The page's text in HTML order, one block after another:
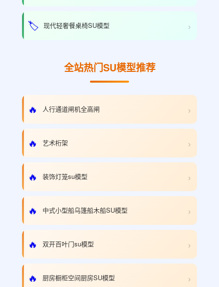
🏷️ 现代轻奢餐桌椅SU模型 ›
全站热门SU模型推荐
🔥 人行通道闸机全高闸 ›
🔥 艺术桁架 ›
🔥 装饰灯笼su模型 ›
🔥 中式小型船乌篷船木船SU模型 ›
🔥 双开百叶门su模型 ›
🔥 厨房橱柜空间厨房SU模型 ›